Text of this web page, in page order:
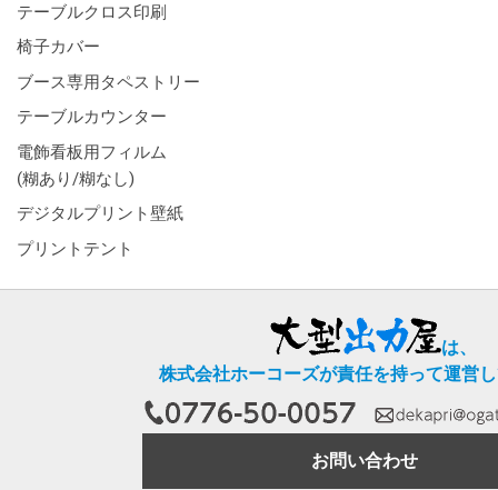
テーブルクロス印刷
椅子カバー
ブース専用タペストリー
テーブルカウンター
電飾看板用フィルム
(糊あり/糊なし)
デジタルプリント壁紙
プリントテント
は、
株式会社ホーコーズが責任を持って運営
お問い合わせ